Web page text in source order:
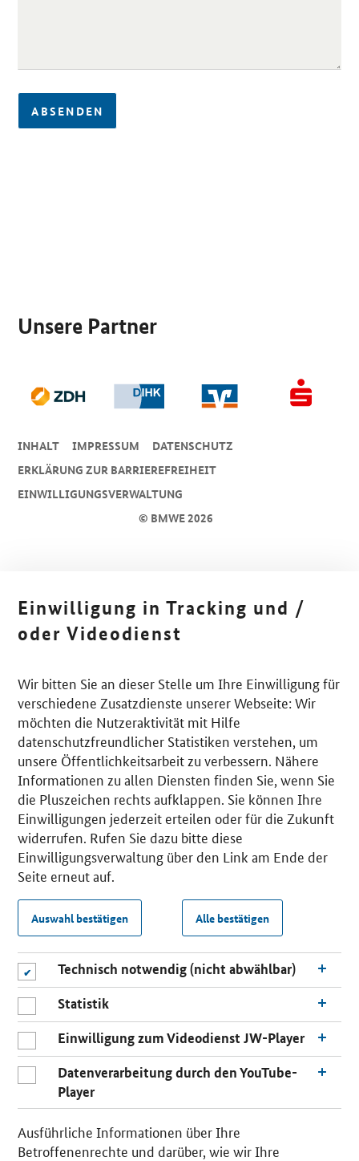
ABSENDEN
Unsere Partner
© BMWE 2026
INHALT IMPRESSUM
DA­TEN­SCHUTZ
ERKLÄRUNG ZUR BARRIEREFREIHEIT
EINWILLIGUNGSVERWALTUNG
Einwilligung in Tracking und /
oder Videodienst
Wir bitten Sie an dieser Stelle um Ihre Einwilligung für
verschiedene Zusatzdienste unserer Webseite: Wir
möchten die Nutzeraktivität mit Hilfe
datenschutzfreundlicher Statistiken verstehen, um
unsere Öffentlichkeitsarbeit zu verbessern. Nähere
Informationen zu allen Diensten finden Sie, wenn Sie
die Pluszeichen rechts aufklappen. Sie können Ihre
Einwilligungen jederzeit erteilen oder für die Zukunft
widerrufen. Rufen Sie dazu bitte diese
Einwilligungsverwaltung über den Link am Ende der
Seite erneut auf.
Auswahl bestätigen Alle bestätigen
Technisch notwendig (nicht abwählbar)
Statistik
Einwilligung zum Videodienst JW-Player
Datenverarbeitung durch den YouTube-
Player
Ausführliche Informationen über Ihre
Betroffenenrechte und darüber, wie wir Ihre